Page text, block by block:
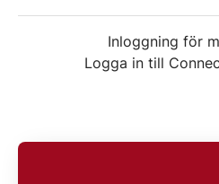
Inloggning för
Logga in till